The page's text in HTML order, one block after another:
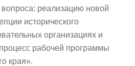
реализацию новой
исторического
организациях и
рабочей программы
края».